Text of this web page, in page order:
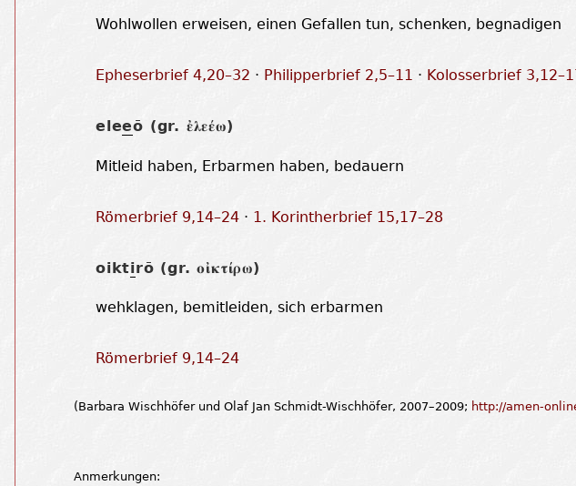
Wohlwollen erweisen, einen Gefallen tun, schenken, begnadigen
Epheserbrief 4,20–32 · Philipperbrief 2,5–11 · Kolosserbrief
eleeō (gr. ἐλεέω)
Mitleid haben, Erbarmen haben, bedauern
Römerbrief 9,14–24 · 1. Korintherbrief 15,17–28
oiktirō (gr.οἰκτίρω)
wehklagen, bemitleiden, sich erbarmen
Römerbrief 9,14–24
(Barbara Wischhöfer und Olaf Jan Schmidt-Wischhöfer, 2007–2009; http://amen-
Anmerkungen: